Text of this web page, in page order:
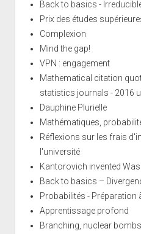
Back to basics -
Prix des études
Complexion
Mind the gap!
VPN : engagement
Mathematical citation
statistics journals - 2016
Dauphine Plurielle
Mathématiques,
Réflexions sur les frais
l'université
Kantorovich invented
Back to basics –
Probabilités - Préparation
Apprentissage profond
Branching, nuclear